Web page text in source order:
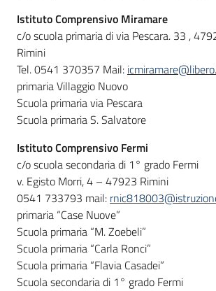
Istituto Comprensivo Miramare
c/o scuola primaria di via Pescara. 33 ,
Rimini
Tel. 0541 370357 Mail:
primaria Villaggio Nuovo
Scuola primaria via Pescara
Scuola primaria S. Salvatore
Istituto Comprensivo Fermi
c/o scuola secondaria di 1° grado Fermi
v. Egisto Morri, 4 – 47923 Rimini
0541 733793 mail:
primaria “Case Nuove”
Scuola primaria “M. Zoebeli”
Scuola primaria “Carla Ronci”
Scuola primaria “Flavia Casadei”
Scuola secondaria di 1° grado Fermi